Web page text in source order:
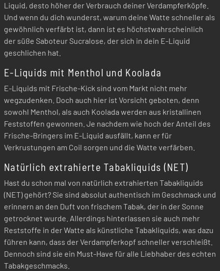
Liquid, desto höher der Verbrauch deiner Verdampferköpfe.
Und wenn du dich wunderst, warum deine Watte schneller als
gewöhnlich verfärbt ist, dann ist es höchstwahrscheinlich
der süße Saboteur Sucralose, der sich in dein E-Liquid
geschlichen hat.
E-Liquids mit Menthol und Koolada
E-Liquids mit Frische-Kick sind vom Markt nicht mehr
wegzudenken. Doch auch hier ist Vorsicht geboten, denn
sowohl Menthol, als auch Koolada werden aus kristallinen
Feststoffen gewonnen. Je nachdem wie hoch der Anteil des
Frische-Bringers im E-Liquid ausfällt, kann er für
Verkrustungen am Coil sorgen und die Watte verfärben.
Natürlich extrahierte Tabakliquids (NET)
Hast du schon mal von natürlich extrahierten Tabakliquids
(NET) gehört? Sie sind absolut authentisch im Geschmack und
erinnern an den Duft von frischem Tabak, der in der Sonne
getrocknet wurde. Allerdings hinterlassen sie auch mehr
Reststoffe in der Watte als künstliche Tabakliquids, was dazu
führen kann, dass der Verdampferkopf schneller verschleißt.
Dennoch sind sie ein Must-Have für alle Liebhaber des echten
Tabakgeschmacks.